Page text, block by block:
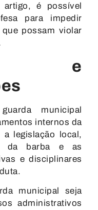
é possível
para impedir
possam violar
e
municipal
internos da
legislação local,
da barba e as
e disciplinares
municipal seja
administrativos